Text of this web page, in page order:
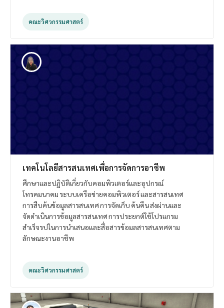
คณะวิศวกรรมศาสตร์
เทคโนโลยีสารสนเทศเพื่อการจัดการอาชีพ
ศึกษาและปฏิบัติเกี่ยวกับคอมพิวเตอร์และอุปกรณ์
โทรคมนาคม ระบบเครือข่ายคอมพิวเตอร์ และสารสนเทศ
การสืบค้นข้อมูลสารสนเทศ การจัดเก็บ ค้นคืน ส่งผ่านและ
จัดดำเนินการข้อมูลสารสนเทศ การประยกต์ใช้โปรแกรม
สำเร็จรปในการนำเสนอและสื่อสารข้อมลสารสนเทศตาม
ลักษณะงานอาชีพ
คณะวิศวกรรมศาสตร์